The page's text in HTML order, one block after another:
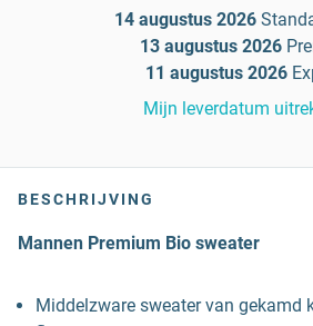
14 augustus 2026
13 augustus 2026
11 augustus 2026
Mijn leverdatum
BESCHRIJVING
Mannen Premium Bio sweater
Middelzware sweater van gekamd